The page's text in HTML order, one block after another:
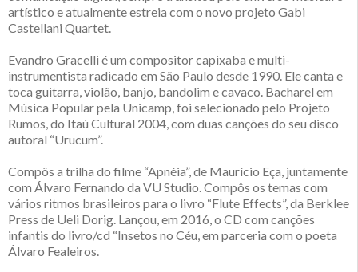
artístico e atualmente estreia com o novo projeto Gabi
Castellani Quartet.
Evandro Gracelli é um compositor capixaba e multi-
instrumentista radicado em São Paulo desde 1990. Ele canta e
toca guitarra, violão, banjo, bandolim e cavaco. Bacharel em
Música Popular pela Unicamp, foi selecionado pelo Projeto
Rumos, do Itaú Cultural 2004, com duas canções do seu disco
autoral “Urucum”.
Compôs a trilha do filme “Apnéia”, de Maurício Eça, juntamente
com Álvaro Fernando da VU Studio. Compôs os temas com
vários ritmos brasileiros para o livro “Flute Effects”, da Berklee
Press de Ueli Dorig. Lançou, em 2016, o CD com canções
infantis do livro/cd “Insetos no Céu, em parceria com o poeta
Álvaro Fealeiros.